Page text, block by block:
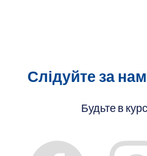
Слідуйте за
Будьте в